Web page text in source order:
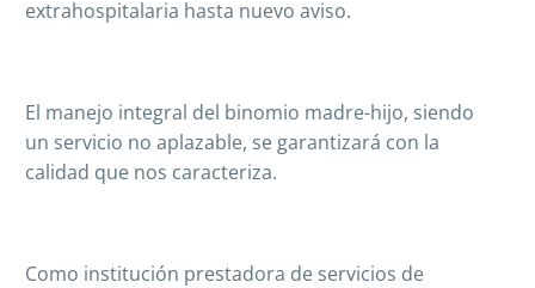
extrahospitalaria hasta nuevo aviso.
El manejo integral del binomio madre-hijo, siendo
un servicio no aplazable, se garantizará con la
calidad que nos caracteriza.
Como institución prestadora de servicios de